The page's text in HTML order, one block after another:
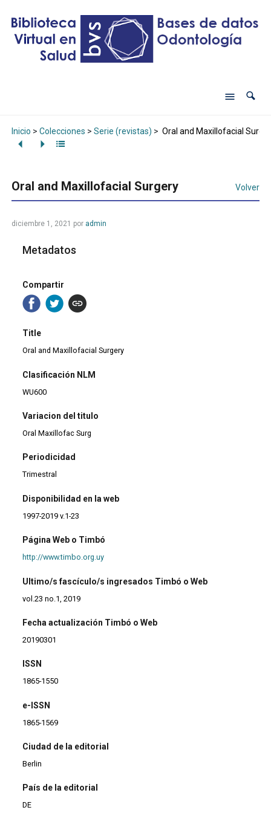
Inicio > Colecciones > Serie (revistas) > Oral and Maxillofacial
Oral and Maxillofacial Surgery Volver
diciembre 1, 2021 por admin
Metadatos
Compartir
Title
Oral and Maxillofacial Surgery
Clasificación NLM
WU600
Variacion del titulo
Oral Maxillofac Surg
Periodicidad
Trimestral
Disponibilidad en la web
1997-2019 v.1-23
Página Web o Timbó
http://www.timbo.org.uy
Ultimo/s fascículo/s ingresados Timbó o Web
vol.23 no.1, 2019
Fecha actualización Timbó o Web
20190301
ISSN
1865-1550
e-ISSN
1865-1569
Ciudad de la editorial
Berlin
País de la editorial
DE